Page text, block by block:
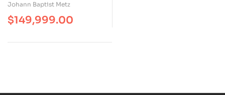
Johann Baptist Metz
$149,999.00